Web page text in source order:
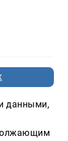
данными,